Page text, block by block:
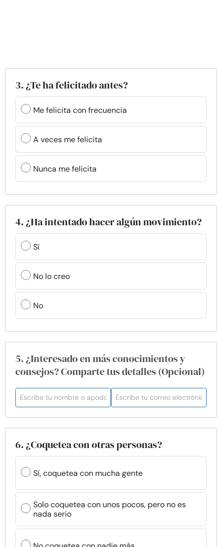
3. ¿Te ha felicitado antes?
Me felicita con frecuencia
A veces me felicita
Nunca me felicita
4. ¿Ha intentado hacer algún movimiento?
Sí
No lo creo
No
5. ¿Interesado en más conocimientos y
consejos? Comparte tus detalles (Opcional)
6. ¿Coquetea con otras personas?
Sí, coquetea con mucha gente
Solo coquetea con unos pocos, pero no es
nada serio